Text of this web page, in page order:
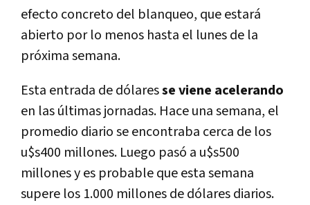
efecto concreto del blanqueo, que estará
abierto por lo menos hasta el lunes de la
próxima semana.
Esta entrada de dólaresse viene acelerando
en las últimas jornadas. Hace una semana, el
promedio diario se encontraba cerca de los
u$s400 millones. Luego pasó a u$s500
millones y es probable que esta semana
supere los 1.000 millones de dólares diarios.